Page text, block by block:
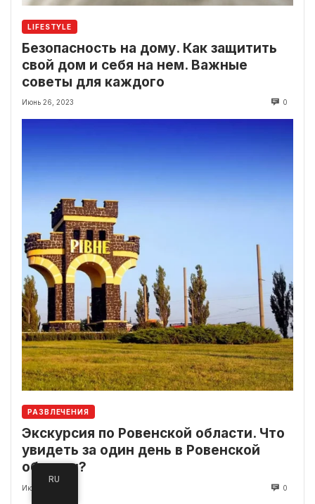
LIFESTYLE
Безопасность на дому. Как защитить
свой дом и себя на нем. Важные
советы для каждого
Июнь 26, 2023 0
РАЗВЛЕЧЕНИЯ
Экскурсия по Ровенской области. Что
увидеть за один день в Ровенской
области?
Июнь 28, 2023 0
RU